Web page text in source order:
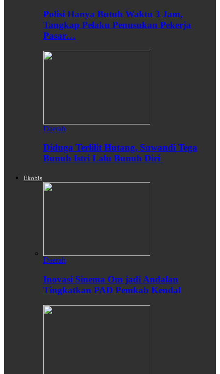
Polisi Hanya Butuh Waktu 3 Jam,
Tangkap Pelaku Penusukan Pekerja
Pasar…
Daerah
Diduga Terlilit Hutang, Suwandi Tega
Bunuh Istri Lalu Bunuh Diri
Ekobis
Daerah
Inovasi Sinema Om jadi Andalan
Tingkatkan PAD Pemkab Kendal